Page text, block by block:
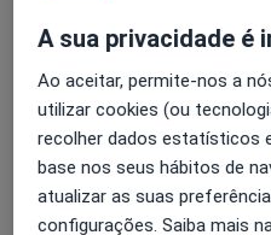
e mestrado em Psicologia,
em Psicologia Clínica e da
Psicologia e Ciências da
Porto.
Tenho desenvolvido a
crianças e adolescentes,
escolar/educacional,
psicológico, quando
maisSobre mim
Principais doenças tratadas
Transtornos Da Ansiedade
Transtornos de Adaptação
A sua privacidade é
Ao aceitar, permite-nos a
utilizar cookies (ou
recolher dados estatísticos
base nos seus hábitos de
atualizar as suas
configurações. Saiba mais